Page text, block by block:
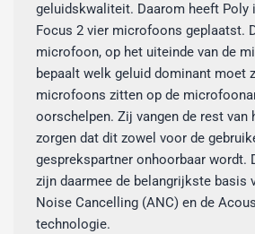
geluidskwaliteit. Daarom heeft Poly
Focus 2 vier microfoons geplaatst.
microfoon, op het uiteinde van de
bepaalt welk geluid dominant moet
microfoons zitten op de
oorschelpen. Zij vangen de rest van
zorgen dat dit zowel voor de
gesprekspartner onhoorbaar wordt.
zijn daarmee de belangrijkste basis
Noise Cancelling (ANC) en de
technologie.